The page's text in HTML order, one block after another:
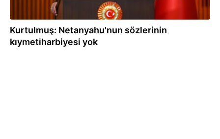
Kurtulmuş: Netanyahu'nun sözlerinin
kıymetiharbiyesi yok